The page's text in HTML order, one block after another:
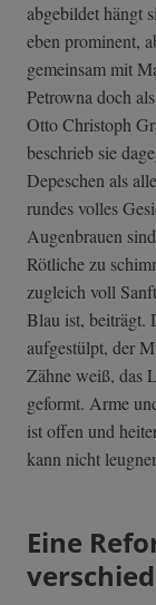
abgebildet hängt
eben prominent,
gemeinsam mit
Petrowna doch
Otto Christoph
beschrieb sie
Depeschen als
rundes volles
Augenbrauen
Rötliche zu
zugleich voll
Blau ist, beiträgt.
aufgestülpt, der
Zähne weiß, das
geformt. Arme
ist offen und
kann nicht
Eine